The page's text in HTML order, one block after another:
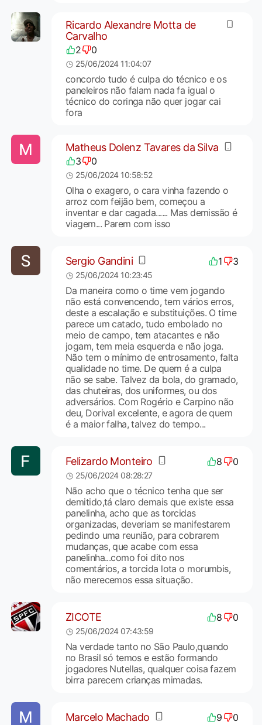
Ricardo Alexandre Motta de
Carvalho
2 0
25/06/2024 11:04:07
concordo tudo é culpa do técnico e os
paneleiros não falam nada fa igual o
técnico do coringa não quer jogar cai
fora
Matheus Dolenz Tavares da Silva
3 0
25/06/2024 10:58:52
Olha o exagero, o cara vinha fazendo o
arroz com feijão bem, começou a
inventar e dar cagada...... Mas demissão é
viagem... Parem com isso
Sergio Gandini 1 3
25/06/2024 10:23:45
Da maneira como o time vem jogando
não está convencendo, tem vários erros,
deste a escalação e substituições. O time
parece um catado, tudo embolado no
meio de campo, tem atacantes e não
jogam, tem meia esquerda e não joga.
Não tem o mínimo de entrosamento, falta
qualidade no time. De quem é a culpa
não se sabe. Talvez da bola, do gramado,
das chuteiras, dos uniformes, ou dos
adversários. Com Rogério e Carpino não
deu, Dorival excelente, e agora de quem
é a maior falha, talvez do tempo...
Felizardo Monteiro 8 0
25/06/2024 08:28:27
Não acho que o técnico tenha que ser
demitido,tá claro demais que existe essa
panelinha, acho que as torcidas
organizadas, deveriam se manifestarem
pedindo uma reunião, para cobrarem
mudanças, que acabe com essa
panelinha...como foi dito nos
comentários, a torcida lota o morumbis,
não merecemos essa situação.
ZICOTE 8 0
25/06/2024 07:43:59
Na verdade tanto no São Paulo,quando
no Brasil só temos e estão formando
jogadores Nutellas, qualquer coisa fazem
birra parecem crianças mimadas.
Marcelo Machado 9 0